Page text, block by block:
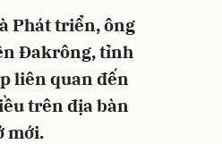
Phát triển, ông
Đakrông, tỉnh
liên quan đến
trên địa bàn
mới.